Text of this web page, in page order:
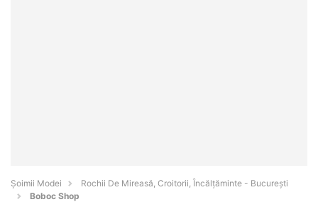
Șoimii Modei
Rochii De Mireasă, Croitorii, Încălțăminte - Bucureşti
Boboc Shop